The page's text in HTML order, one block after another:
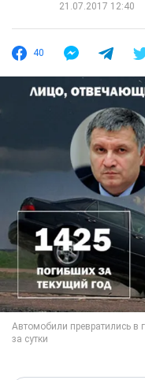
21.07.2017 12:40
40